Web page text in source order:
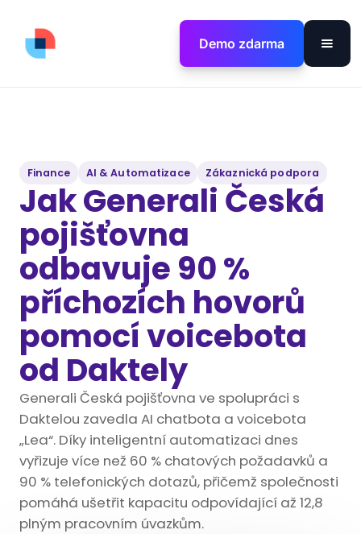
Demo zdarma
Finance AI & Automatizace Zákaznická podpora
Jak Generali Česká
pojišťovna
odbavuje 90 %
příchozích hovorů
pomocí voicebota
od Daktely
Generali Česká pojišťovna ve spolupráci s
Daktelou zavedla AI chatbota a voicebota
„Lea“. Díky inteligentní automatizaci dnes
vyřizuje více než 60 % chatových požadavků a
90 % telefonických dotazů, přičemž společnosti
pomáhá ušetřit kapacitu odpovídající až 12,8
plným pracovním úvazkům.